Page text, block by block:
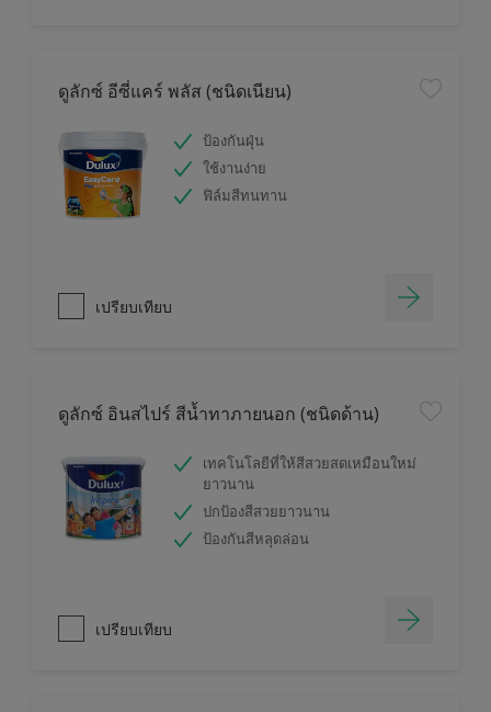
ดูลักซ์ อีซี่แคร์ พลัส (ชนิดเนียน)
ป้องกันฝุ่น
ใช้งานง่าย
ฟิล์มสีทนทาน
เปรียบเทียบ
ดูลักซ์ อินสไปร์ สีน้ำทาภายนอก (ชนิดด้าน)
เทคโนโลยีที่ให้สีสวยสดเหมือนใหม่
ยาวนาน
ปกป้องสีสวยยาวนาน
ป้องกันสีหลุดล่อน
เปรียบเทียบ